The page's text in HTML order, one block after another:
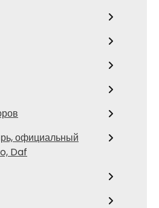
официальный
Daf